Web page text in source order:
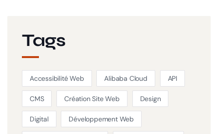
Tags
Accessibilité Web Alibaba Cloud API
CMS Création Site Web Design
Digital Développement Web